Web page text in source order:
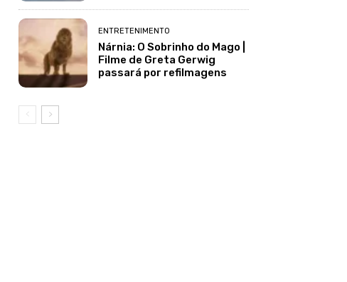
ENTRETENIMENTO
Nárnia: O Sobrinho do Mago |
Filme de Greta Gerwig
passará por refilmagens